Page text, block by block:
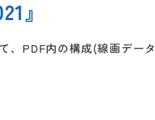
』
、PDF内の構成(線画デー